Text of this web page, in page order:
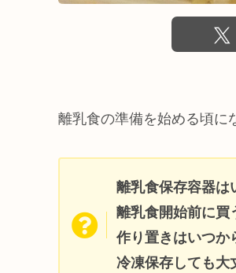
離乳食の準備を始める頃に
離乳食保存容器は
離乳食開始前に買
作り置きはいつか
冷凍保存しても大